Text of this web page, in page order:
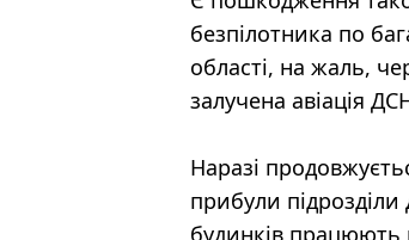
безпілотника по
області, на жаль,
залучена авіація
Наразі
прибули
будинків працюють